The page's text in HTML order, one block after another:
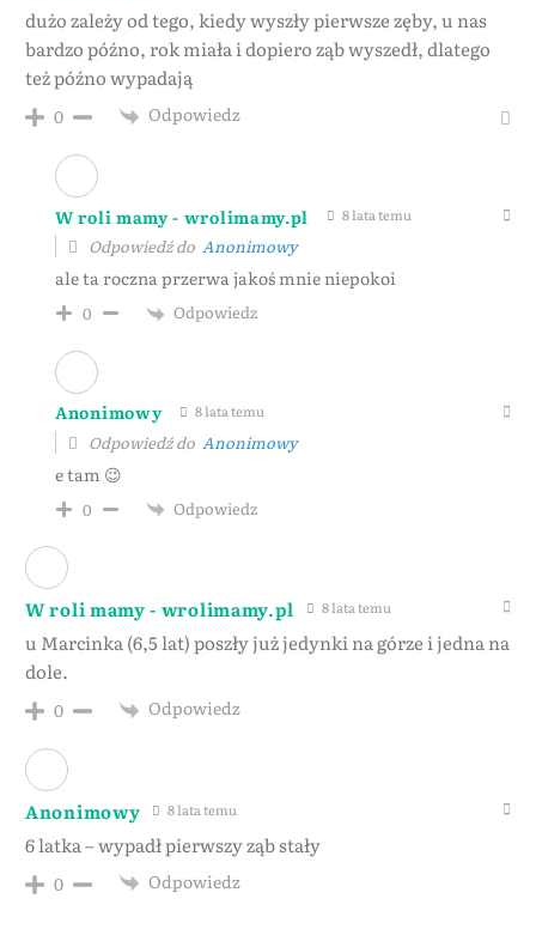
dużo zależy od tego, kiedy wyszły pierwsze zęby, u nas
bardzo późno, rok miała i dopiero ząb wyszedł, dlatego
też późno wypadają
0 Odpowiedz
W roli mamy - wrolimamy.pl 8 lata temu
Odpowiedź do Anonimowy
ale ta roczna przerwa jakoś mnie niepokoi
0 Odpowiedz
Anonimowy 8 lata temu
Odpowiedź do Anonimowy
e tam 😉
0 Odpowiedz
W roli mamy - wrolimamy.pl 8 lata temu
u Marcinka (6,5 lat) poszły już jedynki na górze i jedna na
dole.
0 Odpowiedz
Anonimowy 8 lata temu
6 latka – wypadł pierwszy ząb stały
0 Odpowiedz